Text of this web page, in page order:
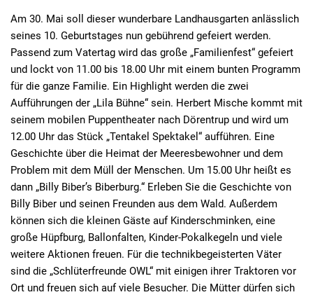
Am 30. Mai soll dieser wunderbare Landhausgarten anlässlich
seines 10. Geburtstages nun gebührend gefeiert werden.
Passend zum Vatertag wird das große „Familienfest“ gefeiert
und lockt von 11.00 bis 18.00 Uhr mit einem bunten Programm
für die ganze Familie. Ein Highlight werden die zwei
Aufführungen der „Lila Bühne“ sein. Herbert Mische kommt mit
seinem mobilen Puppentheater nach Dörentrup und wird um
12.00 Uhr das Stück „Tentakel Spektakel“ aufführen. Eine
Geschichte über die Heimat der Meeresbewohner und dem
Problem mit dem Müll der Menschen. Um 15.00 Uhr heißt es
dann „Billy Biber’s Biberburg.“ Erleben Sie die Geschichte von
Billy Biber und seinen Freunden aus dem Wald. Außerdem
können sich die kleinen Gäste auf Kinderschminken, eine
große Hüpfburg, Ballonfalten, Kinder-Pokalkegeln und viele
weitere Aktionen freuen. Für die technikbegeisterten Väter
sind die „Schlüterfreunde OWL“ mit einigen ihrer Traktoren vor
Ort und freuen sich auf viele Besucher. Die Mütter dürfen sich